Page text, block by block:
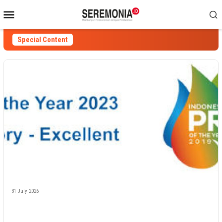
to
contentMenu
Special Content
31 July 2026